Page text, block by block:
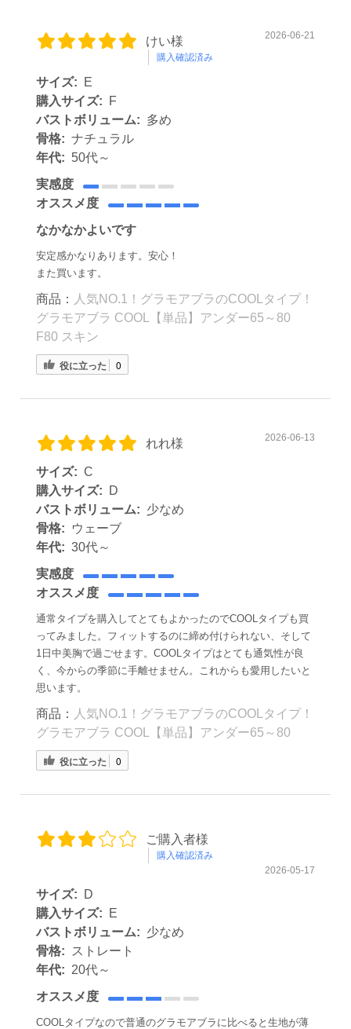
けい様
購入確認済み
2026-06-21
サイズ:
E
購入サイズ:
F
バストボリューム: 多め
骨格: ナチュラル
年代: 50代～
実感度
オススメ度
なかなかよいです
安定感かなりあります。安心！
また買います。
商品：
人気NO.1！グラモアブラのCOOLタイプ！
グラモアブラ COOL【単品】アンダー65～80
F80 スキン
役に立った 0
れれ様 2026-06-13
サイズ: C
購入サイズ:
D
バストボリューム: 少なめ
骨格:
ウェーブ
年代: 30代～
実感度
オススメ度
通常タイプを購入してとてもよかったのでCOOLタイプも買
ってみました。フィットするのに締め付けられない、そして
1日中美胸で過ごせます。COOLタイプはとても通気性が良
く、今からの季節に手離せません。これからも愛用したいと
思います。
商品：
人気NO.1！グラモアブラのCOOLタイプ！
グラモアブラ COOL【単品】アンダー65～80
役に立った 0
ご購入者様
購入確認済み
2026-05-17
サイズ:
D
購入サイズ:
E
バストボリューム: 少なめ
骨格:
ストレート
年代: 20代～
オススメ度
COOLタイプなので普通のグラモアブラに比べると生地が薄